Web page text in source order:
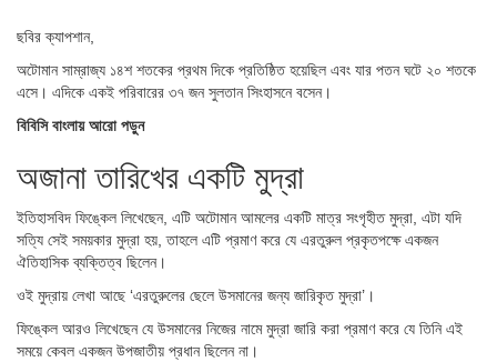
ছবির ক্যাপশান,
অটোমান সাম্রাজ্য ১৪শ শতকের প্রথম দিকে প্রতিষ্ঠিত হয়েছিল এবং যার পতন ঘটে ২০ শতকে
এসে। এদিকে একই পরিবারের ৩৭ জন সুলতান সিংহাসনে বসেন।
বিবিসি বাংলায় আরো পড়ুন
অজানা তারিখের একটি মুদ্রা
ইতিহাসবিদ ফিঙ্কেল লিখেছেন, এটি অটোমান আমলের একটি মাত্র সংগৃহীত মুদ্রা, এটা যদি
সত্যি সেই সময়কার মুদ্রা হয়, তাহলে এটি প্রমাণ করে যে এরতুরুল প্রকৃতপক্ষে একজন
ঐতিহাসিক ব্যক্তিত্ব ছিলেন।
ওই মুদ্রায় লেখা আছে ‘এরতুরুলের ছেলে উসমানের জন্য জারিকৃত মুদ্রা’।
ফিঙ্কেল আরও লিখেছেন যে উসমানের নিজের নামে মুদ্রা জারি করা প্রমাণ করে যে তিনি এই
সময়ে কেবল একজন উপজাতীয় প্রধান ছিলেন না।